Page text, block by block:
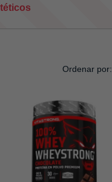
Ordenar por: